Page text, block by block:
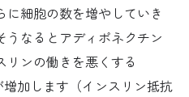
細胞の数を増やしていき
うなるとアディポネクチン
ンの働きを悪くする
増加します（インスリン抵抗